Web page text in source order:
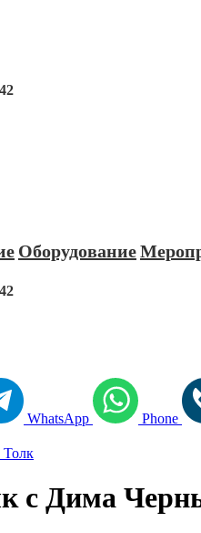
Оборудование
WhatsApp Phone
с Дима